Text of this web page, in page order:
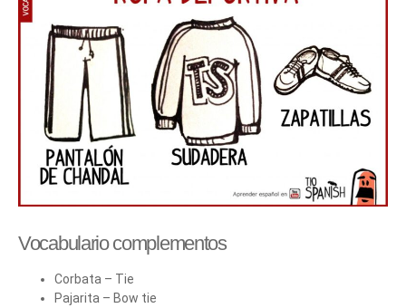
Vocabulario complementos
Corbata – Tie
Pajarita – Bow tie